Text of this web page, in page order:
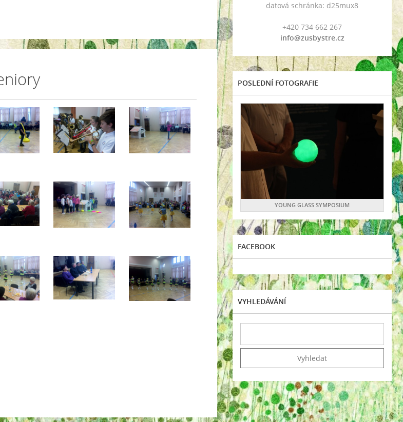
datová schránka: d25mux8
+420 734 662 267
info@zusbystre.cz
POSLEDNÍ FOTOGRAFIE
YOUNG GLASS SYMPOSIUM
FACEBOOK
VYHLEDÁVÁNÍ